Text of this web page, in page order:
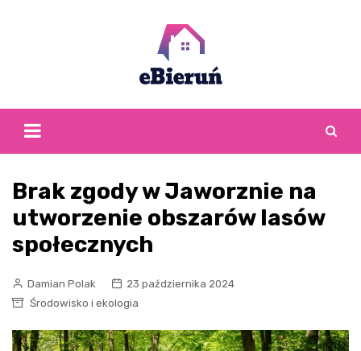
Brak zgody w Jaworznie na
utworzenie obszarów lasów
społecznych
Damian Polak
23 października 2024
Środowisko i ekologia